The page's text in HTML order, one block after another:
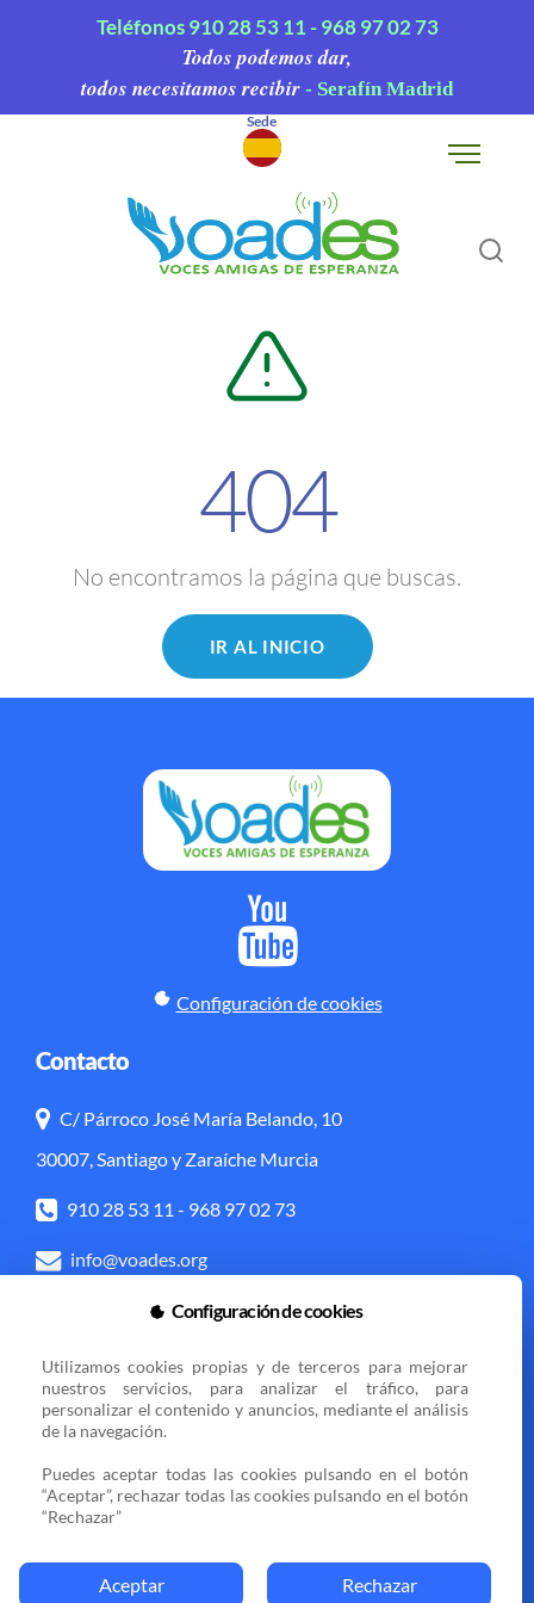
Teléfonos910 28 53 11 -968 97 02 73
Todos podemos dar,
todos necesitamos recibir - Serafín Madrid
Sede
404
No encontramos la página que buscas.
IR AL INICIO
Configuración de cookies
Contacto
C/ Párroco José María Belando, 10
30007, Santiago y Zaraíche Murcia
910 28 53 11 - 968 97 02 73
info@voades.org
Transparencia
Política de cookies
Aviso legal
Sedes
© 2025 VOCES AMIGAS DE ESPERANZA
Configuración de cookies
Utilizamos cookies propias y de terceros para mejorar
nuestros servicios, para analizar el tráfico, para
personalizar el contenido y anuncios, mediante el análisis
de la navegación.
Puedes aceptar todas las cookies pulsando en el botón
“Aceptar”, rechazar todas las cookies pulsando en el botón
“Rechazar”
Aceptar Rechazar